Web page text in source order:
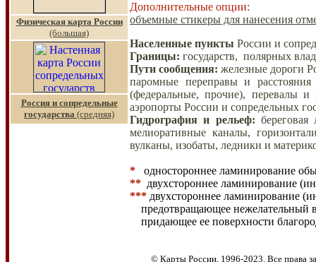
Дополнительные опции:
объемные стикеры для нанесения
Населенные пункты России и
Границы: государств, полярных
Пути сообщения: железные дороги
паромные переправы и
(федеральные, прочие), перевалы
аэропорты России и сопредельных
Гидрография и рельеф:
мелиоративные каналы,
вулканы, изобаты, ледники и
*
одностороннее ламинирование
** двухстороннее ламинирование
*** двухстороннее ламинирование
предотвращающее нежелательный
придающее ее поверхности
Физическая карта России
(большая)
Россия и сопредельные
государства (средняя)
© Карты России, 1996-2023. Все права